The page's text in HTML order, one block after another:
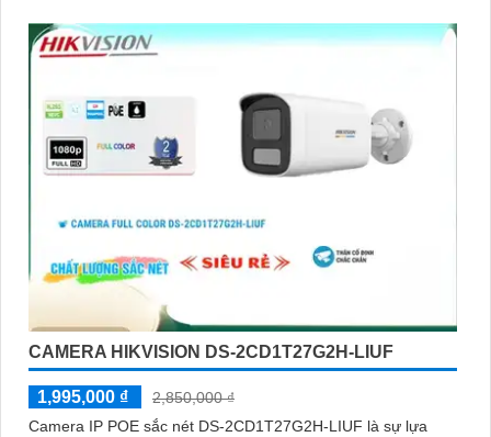
CAMERA HIKVISION DS-2CD1T27G2H-LIUF
1,995,000 ₫
2,850,000 ₫
Camera IP POE sắc nét DS-2CD1T27G2H-LIUF là sự lựa